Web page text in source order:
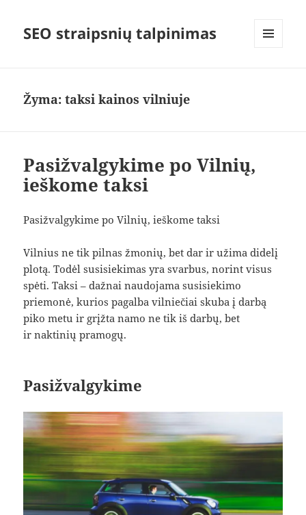
SEO straipsnių talpinimas
Žyma:taksi kainos vilniuje
Pasižvalgykime po Vilnių,
ieškome taksi
Pasižvalgykime po Vilnių, ieškome taksi
Vilnius ne tik pilnas žmonių, bet dar ir užima didelį
plotą. Todėl susisiekimas yra svarbus, norint visus
spėti. Taksi – dažnai naudojama susisiekimo
priemonė, kurios pagalba vilniečiai skuba į darbą
piko metu ir grįžta namo ne tik iš darbų, bet
ir naktinių pramogų.
Pasižvalgykime